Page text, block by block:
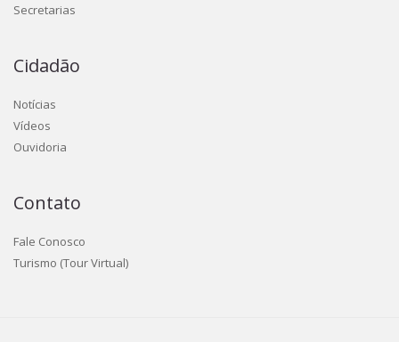
Secretarias
Cidadão
Notícias
Vídeos
Ouvidoria
Contato
Fale Conosco
Turismo (Tour Virtual)